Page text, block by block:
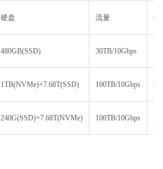
硬盘 流量 优
480GB(SSD) 30TB/10Gbps
1TB(NVMe)+7.68T(SSD) 100TB/10Gbps
240G(SSD)+7.68T(NVMe) 100TB/10Gbps